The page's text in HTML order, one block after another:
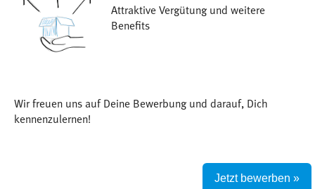
Attraktive Vergütung und weitere
Benefits
Wir freuen uns auf Deine Bewerbung und darauf, Dich
kennenzulernen!
Jetzt bewerben »